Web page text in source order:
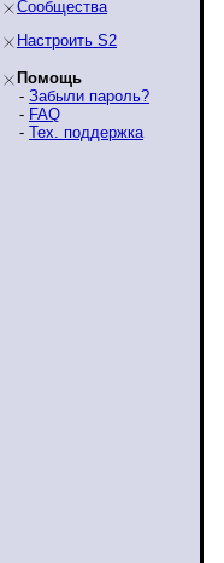
Сообщества
Настроить S2
Помощь
- Забыли пароль?
- FAQ
- Тех. поддержка